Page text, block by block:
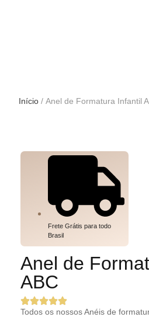
Início / Anel de Formatura Infantil
Frete Grátis para todo
Brasil
Anel de
ABC
Todos os nossos Anéis de